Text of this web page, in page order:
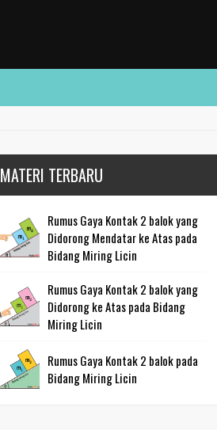
MATERI TERBARU
Rumus Gaya Kontak 2 balok yang
Didorong Mendatar ke Atas pada
Bidang Miring Licin
Rumus Gaya Kontak 2 balok yang
Didorong ke Atas pada Bidang
Miring Licin
Rumus Gaya Kontak 2 balok pada
Bidang Miring Licin